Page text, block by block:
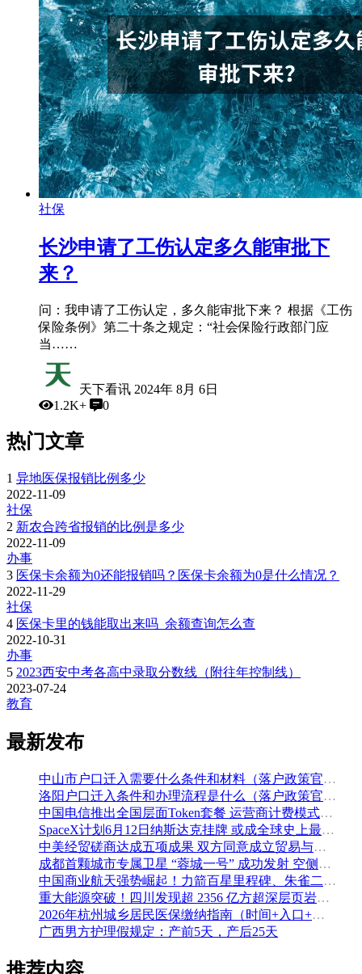
社保
长沙申请了工伤认定多久能审批下
来？
问：我申请了工伤认定，多久能审批下来？ 根据《工伤
保险条例》第二十条之规定：“社会保险行政部门应
当……
天下看讯 2024年 8月 6日
1.2K+
0
热门文章
1 异地医保报销比例多少
2022-11-09
社保
2 新农合跨省报销的比例是多少
2022-11-09
办事
3 医保卡余额为0还能报销吗？医保卡余额为0是什么情况？
2022-11-29
社保
4 医保卡里的钱能取出来吗_余额查询怎么查
2022-10-31
办事
5 2023西安中考各高中录取分数线（附往年控制线）
2023-07-24
教育
最新发布
中山市户口迁入需要什么条件和材料（落户政策官方解读）
洛阳户口迁入条件和办理流程是什么（落户政策官方问答汇总）
中国电信推出全国层面Token套餐 运营商计费模式从”流量”迈向”算力”
SpaceX计划6月12日纳斯达克挂牌 或成全球史上最大规模IPO
中美经贸磋商达成五项成果 双方同意成立贸易与投资双理事会
成都首颗城市专属卫星 “蓉城一号” 成功发射 空侧直转模式同步落地 双重大突破助力国际门户枢纽建设
中国商业航天强势崛起！力箭百星里程碑、朱雀二号改进型发射成功
重大能源突破！四川发现超 2356 亿方超深层页岩气田，保障国家能源安全
2026年杭州城乡居民医保缴纳指南（时间+入口+金额）
广西男方护理假规定：产前5天，产后25天